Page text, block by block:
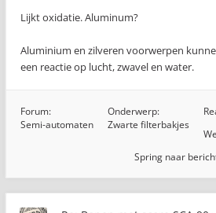
Lijkt oxidatie. Aluminum?
Aluminium en zilveren voorwerpen
een reactie op lucht, zwavel en water.
Forum:
Semi-automaten
Onderwerp:
Zwarte filterbakjes
Spring naar